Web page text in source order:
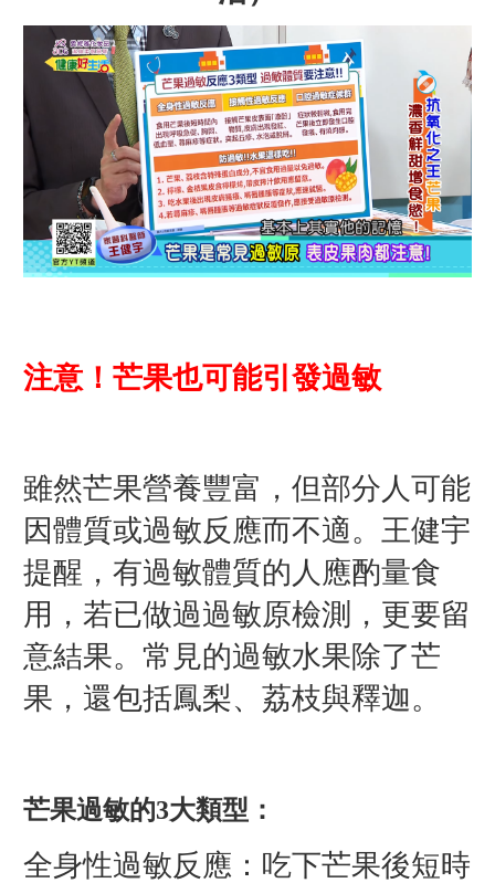
注意！芒果也可能引發過敏
雖然芒果營養豐富，但部分人可能
因體質或過敏反應而不適。王健宇
提醒，有過敏體質的人應酌量食
用，若已做過過敏原檢測，更要留
意結果。常見的過敏水果除了芒
果，還包括鳳梨、荔枝與釋迦。
芒果過敏的3大類型：
全身性過敏反應：吃下芒果後短時